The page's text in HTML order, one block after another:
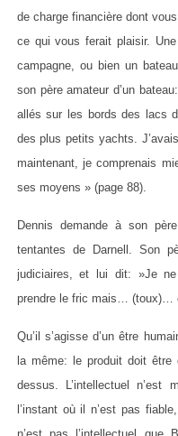
de charge financière dont
ce qui vous ferait plaisir.
campagne, ou bien un
son père amateur d’un
allés sur les bords des lacs
des plus petits yachts.
maintenant, je comprenais
ses moyens » (page 88).
Dennis demande à son
tentantes de Darnell. Son
judiciaires, et lui dit: »Je
prendre le fric mais… (toux)…
Qu’il s’agisse d’un être
la même: le produit doit
dessus. L’intellectuel
l’instant où il n’est pas